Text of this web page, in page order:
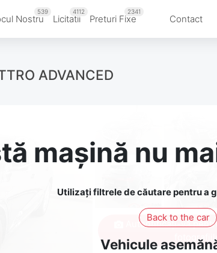
Nostru
539
Licitatii
4112
Preturi Fixe
2341
Contact
ADVANCED
mașină nu
Utilizați filtrele de căutare pentru a
Back to the car
Vehicule
Autentificați-vă